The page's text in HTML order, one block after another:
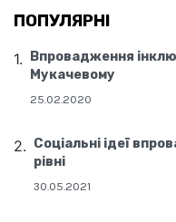
ПОПУЛЯРНІ
Впровадження
Мукачевому
25.02.2020
Соціальні ідеї
рівні
30.05.2021